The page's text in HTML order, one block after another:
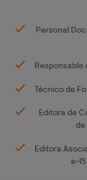
Personal
Responsable
Técnico de
Editora de
de
Editora
e-